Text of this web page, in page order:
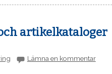
artikelkataloger
Lämna en kommentar